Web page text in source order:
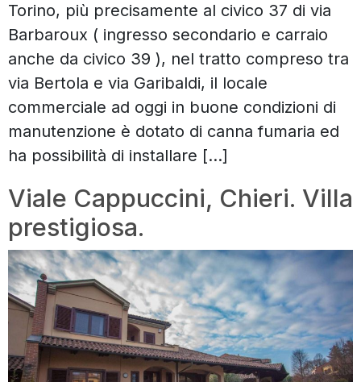
Torino, più precisamente al civico 37 di via
Barbaroux ( ingresso secondario e carraio
anche da civico 39 ), nel tratto compreso tra
via Bertola e via Garibaldi, il locale
commerciale ad oggi in buone condizioni di
manutenzione è dotato di canna fumaria ed
ha possibilità di installare […]
Viale Cappuccini, Chieri. Villa
prestigiosa.